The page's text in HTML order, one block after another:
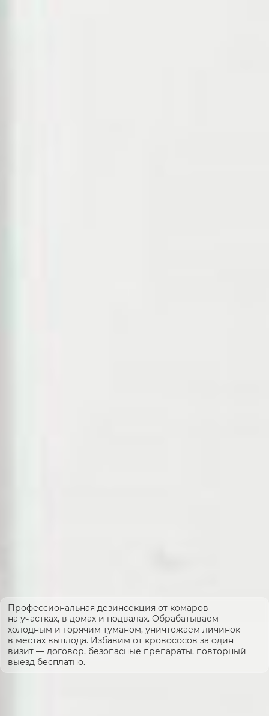
Профессиональная дезинсекция от комаров
на участках, в домах и подвалах. Обрабатываем
холодным и горячим туманом, уничтожаем личинок
в местах выплода. Избавим от кровососов за один
визит — договор, безопасные препараты, повторный
выезд бесплатно.